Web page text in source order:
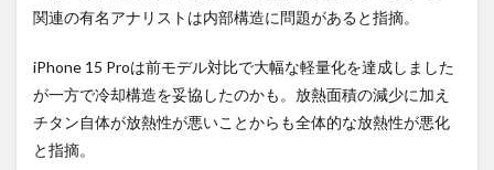
関連の有名アナリストは内部構造に問題があると指摘。
iPhone 15 Proは前モデル対比で大幅な軽量化を達成しました
が一方で冷却構造を妥協したのかも。放熱面積の減少に加え
チタン自体が放熱性が悪いことからも全体的な放熱性が悪化
と指摘。